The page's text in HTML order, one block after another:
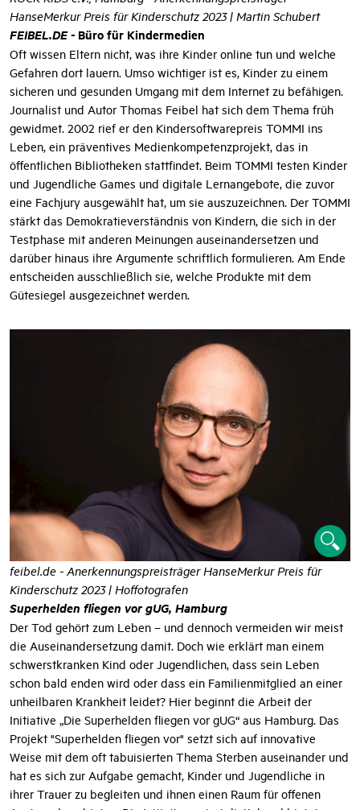
ROCK KIDS e.V., Hamburg - Anerkennungspreisträger
HanseMerkur Preis für Kinderschutz 2023 | Martin Schubert
FEIBEL.DE -Büro für Kindermedien
Oft wissen Eltern nicht, was ihre Kinder online tun und welche
Gefahren dort lauern. Umso wichtiger ist es, Kinder zu einem
sicheren und gesunden Umgang mit dem Internet zu befähigen.
Journalist und Autor Thomas Feibel hat sich dem Thema früh
gewidmet. 2002 rief er den Kindersoftwarepreis TOMMI ins
Leben, ein präventives Medienkompetenzprojekt, das in
öffentlichen Bibliotheken stattfindet. Beim TOMMI testen Kinder
und Jugendliche Games und digitale Lernangebote, die zuvor
eine Fachjury ausgewählt hat, um sie auszuzeichnen. Der TOMMI
stärkt das Demokratieverständnis von Kindern, die sich in der
Testphase mit anderen Meinungen auseinandersetzen und
darüber hinaus ihre Argumente schriftlich formulieren. Am Ende
Gütesiegel ausgezeichnet werden.
feibel.de - Anerkennungspreisträger HanseMerkur Preis für
Kinderschutz 2023 | Hoffotografen
Superhelden fliegen vor gUG, Hamburg
Der Tod gehört zum Leben – und dennoch vermeiden wir meist
die Auseinandersetzung damit. Doch wie erklärt man einem
schwerstkranken Kind oder Jugendlichen, dass sein Leben
schon bald enden wird oder dass ein Familienmitglied an einer
unheilbaren Krankheit leidet? Hier beginnt die Arbeit der
Initiative „Die Superhelden fliegen vor gUG“ aus Hamburg. Das
Projekt "Superhelden fliegen vor" setzt sich auf innovative
Weise mit dem oft tabuisierten Thema Sterben auseinander und